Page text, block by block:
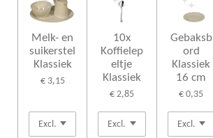
Melk- en
suikerstel
Klassiek
€ 3,15
10x
Koffielep
eltje
Klassiek
€ 2,85
Gebaksb
ord
Klassiek
16 cm
€ 0,35